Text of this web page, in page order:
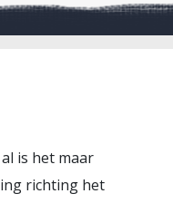
is het maar
richting het